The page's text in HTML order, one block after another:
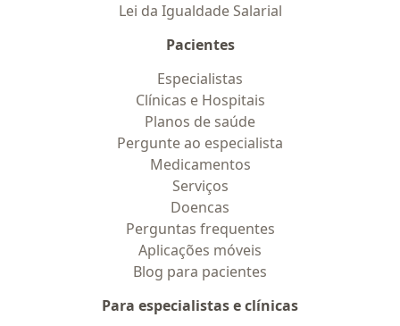
Lei da Igualdade Salarial
Pacientes
Especialistas
Clínicas e Hospitais
Planos de saúde
Pergunte ao especialista
Medicamentos
Serviços
Doencas
Perguntas frequentes
Aplicações móveis
Blog para pacientes
Para especialistas e clínicas